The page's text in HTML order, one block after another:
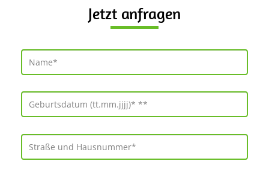
Jetzt anfragen